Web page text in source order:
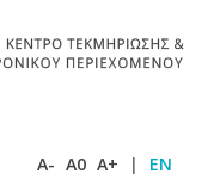
A- A0 A+ | EN